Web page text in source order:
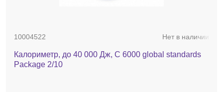
10004522 Нет в наличии
Калориметр, до 40 000 Дж, C 6000 global standards
Package 2/10